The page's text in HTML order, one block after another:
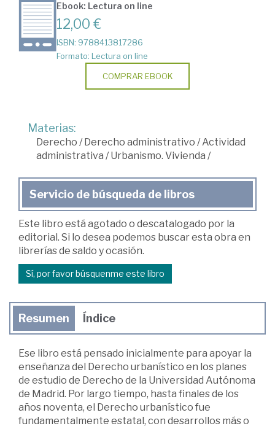
Ebook: Lectura on line
12,00 €
ISBN: 9788413817286
Formato: Lectura on line
COMPRAR EBOOK
Materias:
Derecho / Derecho administrativo /Actividad
administrativa /Urbanismo. Vivienda /
Servicio de búsqueda de libros
Este libro está agotado o descatalogado por la
editorial. Si lo desea podemos buscar esta obra en
librerías de saldo y ocasión.
Sí, por favor búsquenme este libro
Resumen Índice
Ese libro está pensado inicialmente para apoyar la
enseñanza del Derecho urbanístico en los planes
de estudio de Derecho de la Universidad Autónoma
de Madrid. Por largo tiempo, hasta finales de los
años noventa, el Derecho urbanístico fue
fundamentalmente estatal, con desarrollos más o